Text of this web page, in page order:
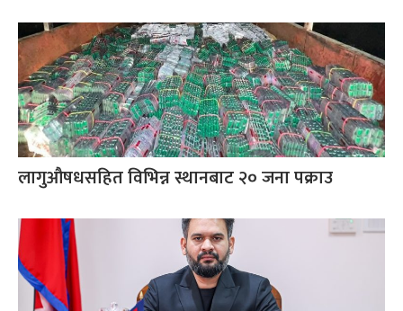
लागुऔषधसहित विभिन्न स्थानबाट २० जना पक्राउ